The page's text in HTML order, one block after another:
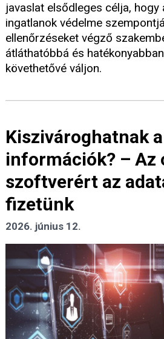
javaslat elsődleges célja, hogy
ingatlanok védelme
ellenőrzéseket végző
átláthatóbbá és
követhetővé váljon.
Kiszivároghatnak
információk? – Az
szoftverért az
fizetünk
2026. június 12.